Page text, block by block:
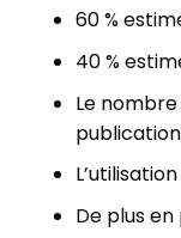
60 %
40 %
Le
De plus